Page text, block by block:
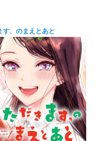
す、のまえとあと